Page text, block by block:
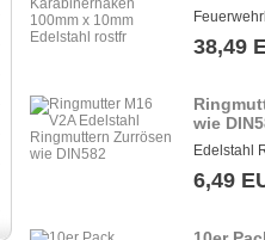
38,49
wie
Edelstahl
6,49